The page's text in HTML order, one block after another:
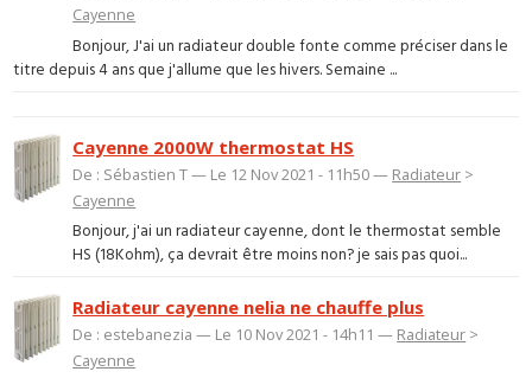
Cayenne
Bonjour, J'ai un radiateur double fonte comme préciser dans le
titre depuis 4 ans que j'allume que les hivers. Semaine ...
Cayenne 2000W thermostat HS
De : Sébastien T — Le 12 Nov 2021 - 11h50 — Radiateur >
Cayenne
Bonjour, j'ai un radiateur cayenne, dont le thermostat semble
HS (18Kohm), ça devrait être moins non? je sais pas quoi...
Radiateur cayenne nelia ne chauffe plus
De : estebanezia — Le 10 Nov 2021 - 14h11 — Radiateur >
Cayenne